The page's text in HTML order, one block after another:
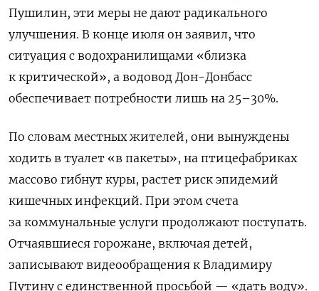
Пушилин, эти меры не дают радикального
улучшения. В конце июля он заявил, что
ситуация с водохранилищами «близка
к критической», а водовод Дон-Донбасс
обеспечивает потребности лишь на 25–30%.
По словам местных жителей, они вынуждены
ходить в туалет «в пакеты», на птицефабриках
массово гибнут куры, растет риск эпидемий
кишечных инфекций. При этом счета
за коммунальные услуги продолжают поступать.
Отчаявшиеся горожане, включая детей,
записывают видеообращения к Владимиру
Путину с единственной просьбой — «дать воду».